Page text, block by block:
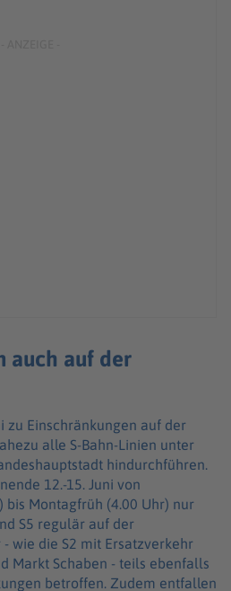
auch auf der
zu Einschränkungen auf der
alle S-Bahn-Linien unter
hindurchführen.
12.-15. Juni von
bis Montagfrüh (4.00 Uhr) nur
S5 regulär auf der
wie die S2 mit Ersatzverkehr
Markt Schaben - teils ebenfalls
betroffen. Zudem entfallen